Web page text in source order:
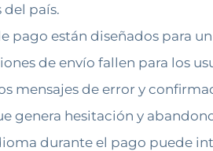
país.
pago están diseñados para
de envío fallen para los
mensajes de error y
genera hesitación y
durante el pago puede